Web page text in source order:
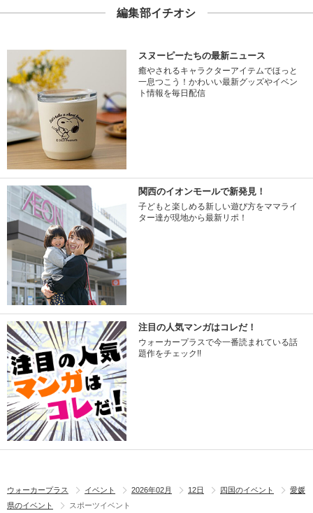
編集部イチオシ
スヌーピーたちの最新ニュース
癒やされるキャラクターアイテムでほっと
一息つこう！かわいい最新グッズやイベン
ト情報を毎日配信
関西のイオンモールで新発見！
子どもと楽しめる新しい遊び方をママライ
ター達が現地から最新リポ！
注目の人気マンガはコレだ！
ウォーカープラスで今一番読まれている話
題作をチェック!!
ウォーカープラス イベント 2026年02月 12日 四国のイベント
愛媛
県のイベント
スポーツイベント